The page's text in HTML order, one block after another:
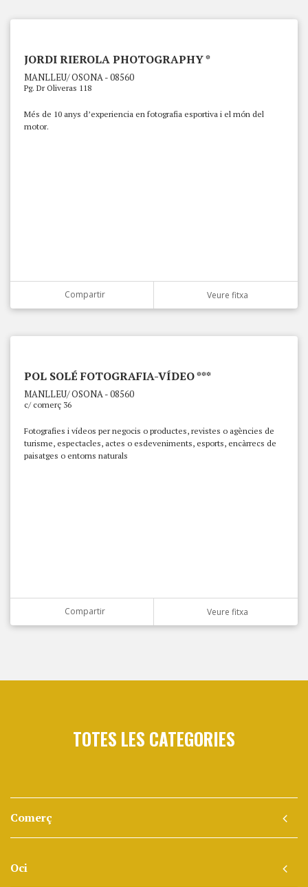
JORDI RIEROLA PHOTOGRAPHY *
MANLLEU/ OSONA - 08560
Pg. Dr Oliveras 118
Més de 10 anys d’experiencia en fotografia esportiva i el món del
motor.
Compartir Veure fitxa
POL SOLÉ FOTOGRAFIA-VÍDEO ***
MANLLEU/ OSONA - 08560
c/ comerç 36
Fotografies i vídeos per negocis o productes, revistes o agències de
turisme, espectacles, actes o esdeveniments, esports, encàrrecs de
paisatges o entorns naturals
Compartir Veure fitxa
TOTES LES CATEGORIES
Comerç
Oci